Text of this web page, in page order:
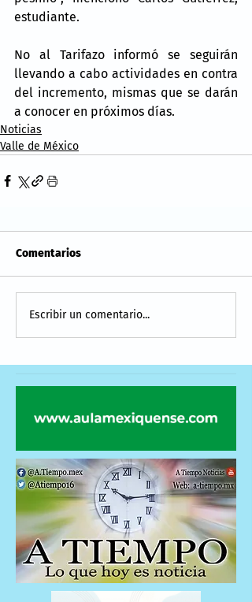
estudiante.
No al Tarifazo informó se seguirán
llevando a cabo actividades en contra
del incremento, mismas que se darán
a conocer en próximos días.
Noticias
Valle de México
Comentarios
Escribir un comentario...